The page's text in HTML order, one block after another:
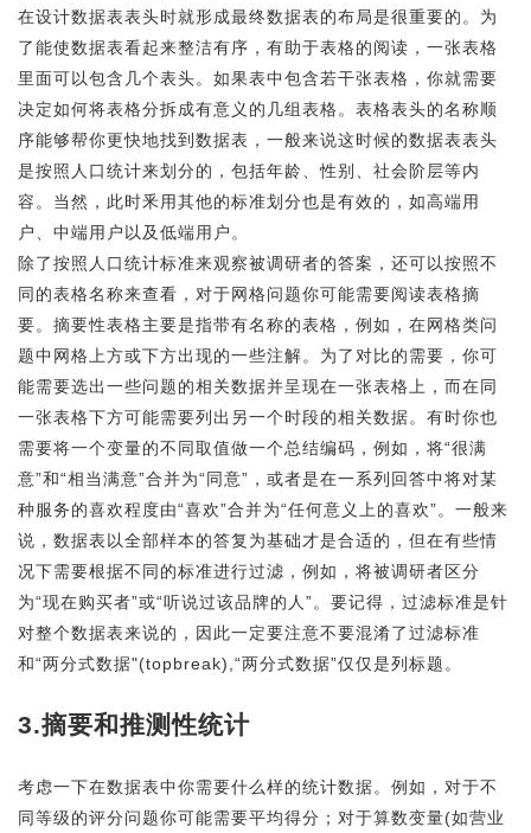
在设计数据表表头时就形成最终数据表的布局是很重要的。为
了能使数据表看起来整洁有序，有助于表格的阅读，一张表格
里面可以包含几个表头。如果表中包含若干张表格，你就需要
决定如何将表格分拆成有意义的几组表格。表格表头的名称顺
序能够帮你更快地找到数据表，一般来说这时候的数据表表头
是按照人口统计来划分的，包括年龄、性别、社会阶层等内
容。当然，此时釆用其他的标准划分也是有效的，如高端用
户、中端用户以及低端用户。
除了按照人口统计标准来观察被调研者的答案，还可以按照不
同的表格名称来查看，对于网格问题你可能需要阅读表格摘
要。摘要性表格主要是指带有名称的表格，例如，在网格类问
题中网格上方或下方出现的一些注解。为了对比的需要，你可
能需要选出一些问题的相关数据并呈现在一张表格上，而在同
一张表格下方可能需要列出另一个时段的相关数据。有时你也
需要将一个变量的不同取值做一个总结编码，例如，将“很满
意”和“相当满意”合并为“同意”，或者是在一系列回答中将对某
种服务的喜欢程度由“喜欢”合并为“任何意义上的喜欢”。一般来
说，数据表以全部样本的答复为基础才是合适的，但在有些情
况下需要根据不同的标准进行过滤，例如，将被调研者区分
为“现在购买者”或“听说过该品牌的人”。要记得，过滤标准是针
对整个数据表来说的，因此一定要注意不要混淆了过滤标准
和“两分式数据"(topbreak),“两分式数据”仅仅是列标题。
3.摘要和推测性统计
考虑一下在数据表中你需要什么样的统计数据。例如，对于不
同等级的评分问题你可能需要平均得分；对于算数变量(如营业